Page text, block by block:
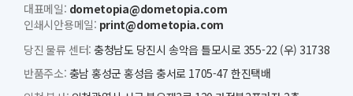
대표메일: dometopia@dometopia.com
인쇄시안용메일: print@dometopia.com
당진 물류 센터: 충청남도 당진시 송악읍 틀모시로 355-22 (우) 31738
반품주소: 충남 홍성군 홍성읍 충서로 1705-47 한진택배